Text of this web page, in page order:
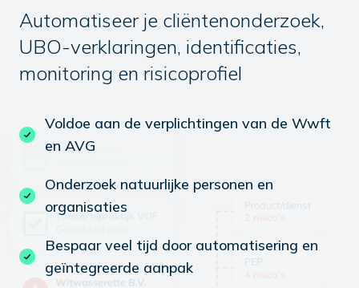
Automatiseer je cliëntenonderzoek,
UBO-verklaringen, identificaties,
monitoring en risicoprofiel
Voldoe aan de verplichtingen van de Wwft
en AVG
Onderzoek natuurlijke personen en
organisaties
Bespaar veel tijd door automatisering en
geïntegreerde aanpak